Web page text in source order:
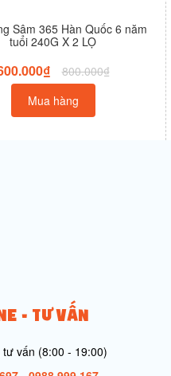
Sâm 365 Hàn Quốc 6 năm
tuổi 240G X 2 LỌ
800.000₫
Mua hàng
- TƯ VẤN
tư vấn (8:00 - 19:00)